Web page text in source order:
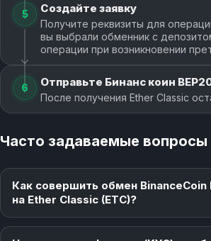
kassa.cc
X-Pay
Fswap
Swop
BTCRotor
btcrotor.net
5 Создайте заявку
Получите реквизиты для
вы выбрали обменник с
операции при возникновении
6 Отправьте Бинанс коин
После получения Ether Classic
Часто задаваемые вопросы
Как совершить обмен BinanceCoin
на Ether Classic (ETC)?